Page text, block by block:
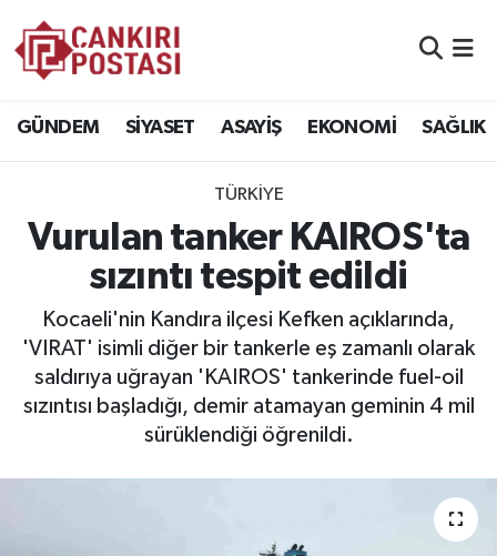
GÜNDEM SİYASET ASAYİŞ EKONOMİ SAĞLIK
TÜRKİYE
Vurulan tanker KAIROS'ta
sızıntı tespit edildi
Kocaeli'nin Kandıra ilçesi Kefken açıklarında,
'VIRAT' isimli diğer bir tankerle eş zamanlı olarak
saldırıya uğrayan 'KAIROS' tankerinde fuel-oil
sızıntısı başladığı, demir atamayan geminin 4 mil
sürüklendiği öğrenildi.
EKONOMİ
SAĞLIK
SPOR
YAŞAM
Trafik Durumu
Süper Lig Puan Durumu ve Fikstür
Tüm Manşetler
Son Dakika Haberleri
Haber Arşivi